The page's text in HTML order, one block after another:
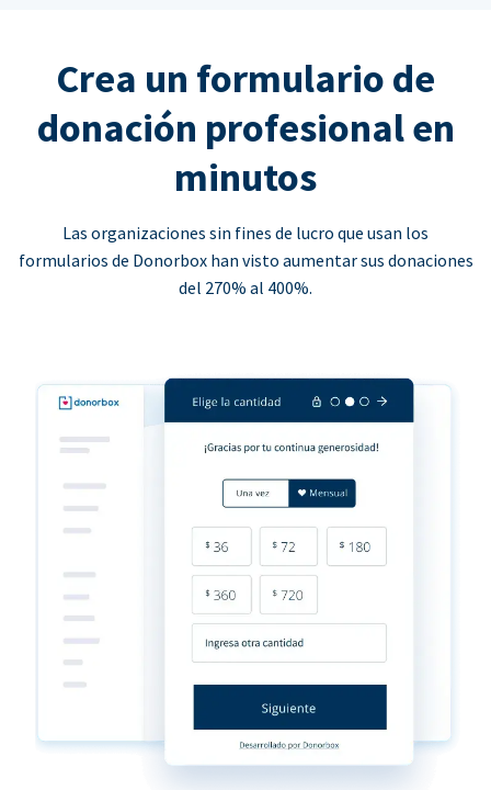
Crea un formulario de
donación profesional en
minutos
Las organizaciones sin fines de lucro que usan los
formularios de Donorbox han visto aumentar sus donaciones
del 270% al 400%.